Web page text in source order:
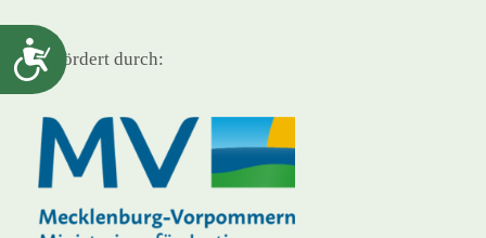
Barrierefreiheit
gefördert durch: